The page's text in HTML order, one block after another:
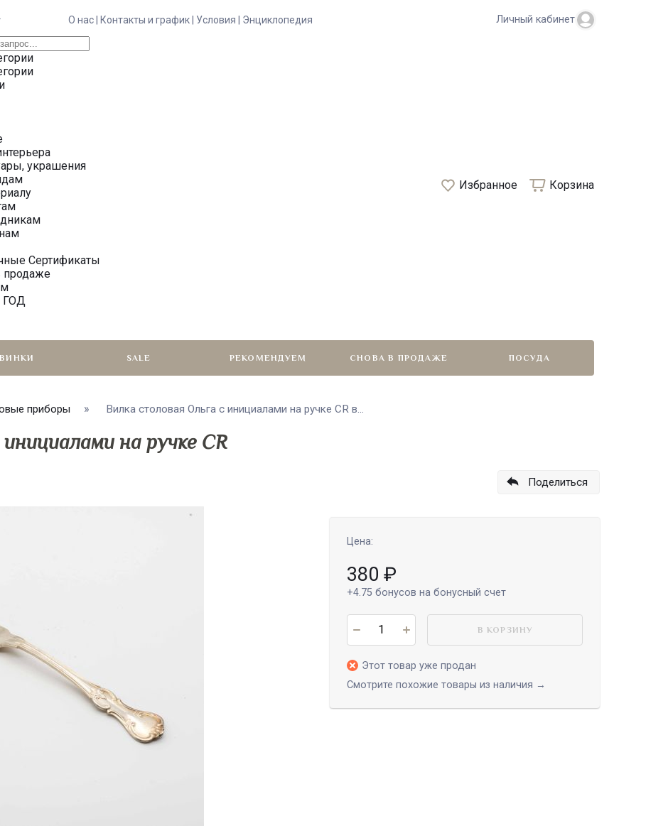
О нас | Контакты и график | Условия | Энциклопедия Личный кабинет
украшения
Сертификаты
продаже
Избранное Корзина
SALE РЕКОМЕНДУЕМ СНОВА В ПРОДАЖЕ ПОСУДА
приборы Вилка столовая Ольга с инициалами на ручке CR в...
на ручке CR
Поделиться
Цена:
380 ₽
+4.75 бонусов на бонусный счет
В КОРЗИНУ
Этот товар уже продан
Смотрите похожие товары из наличия →